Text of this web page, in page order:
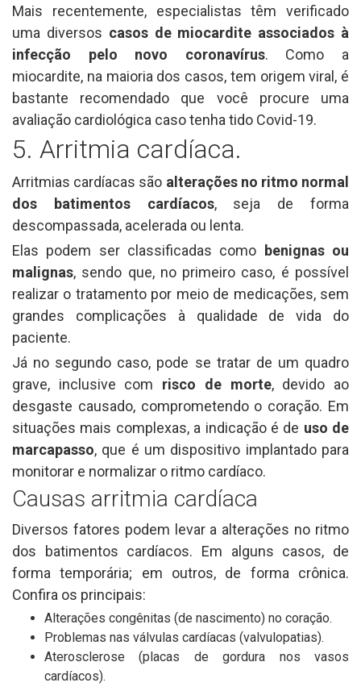
Mais recentemente, especialistas têm verificado
uma diversos casos de miocardite associados à
infecção pelo novo coronavírus. Como a
miocardite, na maioria dos casos, tem origem viral, é
bastante recomendado que você procure uma
avaliação cardiológica caso tenha tido Covid-19.
5. Arritmia cardíaca.
Arritmias cardíacas são alterações no ritmo normal
dos batimentos cardíacos, seja de forma
descompassada, acelerada ou lenta.
Elas podem ser classificadas como
benignas ou
malignas, sendo que, no primeiro caso, é possível
realizar o tratamento por meio de medicações, sem
grandes complicações à qualidade de vida do
paciente.
Já no segundo caso, pode se tratar de um quadro
grave, inclusive com risco de morte, devido ao
desgaste causado, comprometendo o coração. Em
situações mais complexas, a indicação é de uso de
marcapasso, que é um dispositivo implantado para
monitorar e normalizar o ritmo cardíaco.
Causas arritmia cardíaca
Diversos fatores podem levar a alterações no ritmo
dos batimentos cardíacos. Em alguns casos, de
forma temporária; em outros, de forma crônica.
Confira os principais:
Alterações congênitas (de nascimento) no coração.
Problemas nas válvulas cardíacas (valvulopatias).
Aterosclerose (placas de gordura nos vasos
cardíacos).